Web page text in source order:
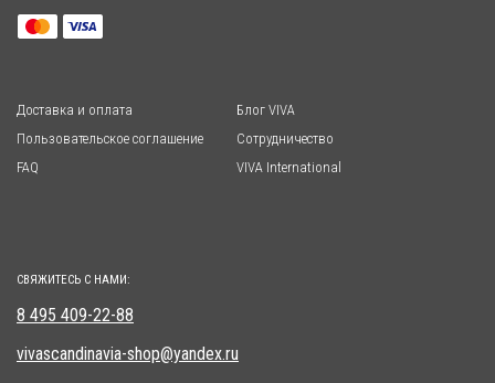
Доставка и оплата
Пользовательское соглашение
FAQ
Блог VIVA
Сотрудничество
VIVA International
СВЯЖИТЕСЬ С НАМИ:
8 495 409-22-88
vivascandinavia-shop@yandex.ru